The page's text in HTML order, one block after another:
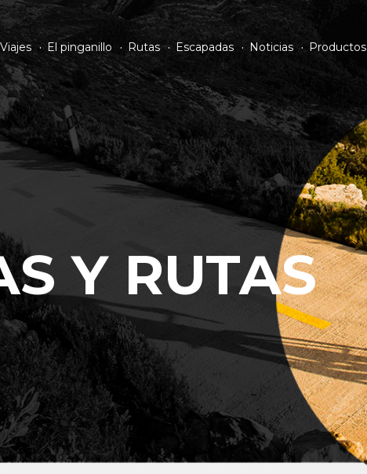
Viajes El pinganillo Rutas Escapadas Noticias Productos
Y RUTAS